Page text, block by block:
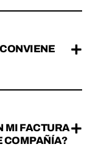
MI FACTURA
COMPAÑÍA?